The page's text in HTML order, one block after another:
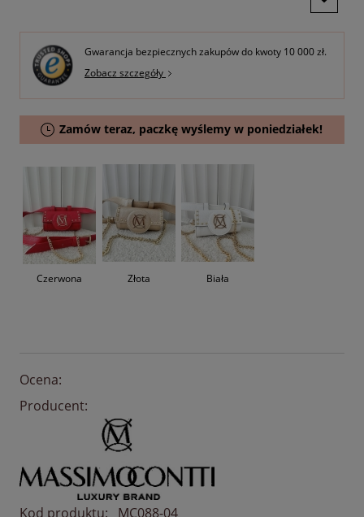
Czerwona Złota Biała
Gwarancja bezpiecznych zakupów do kwoty 10 000 zł.
Zobacz szczegóły
Zamów teraz, paczkę wyślemy w poniedziałek!
Ocena:
Producent:
Kod produktu: MC088-04